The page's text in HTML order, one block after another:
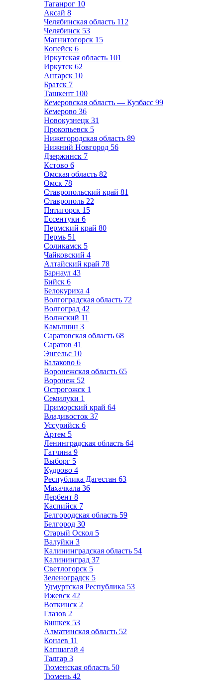
Таганрог 10
Аксай 8
Челябинская область 112
Челябинск 53
Магнитогорск 15
Копейск 6
Иркутская область 101
Иркутск 62
Ангарск 10
Братск 7
Ташкент 100
Кемеровская область — Кузбасс 99
Кемерово 36
Новокузнецк 31
Прокопьевск 5
Нижегородская область 89
Нижний Новгород 56
Дзержинск 7
Кстово 6
Омская область 82
Омск 78
Ставропольский край 81
Ставрополь 22
Пятигорск 15
Ессентуки 6
Пермский край 80
Пермь 51
Соликамск 5
Чайковский 4
Алтайский край 78
Барнаул 43
Бийск 6
Белокуриха 4
Волгоградская область 72
Волгоград 42
Волжский 11
Камышин 3
Саратовская область 68
Саратов 41
Энгельс 10
Балаково 6
Воронежская область 65
Воронеж 52
Острогожск 1
Семилуки 1
Приморский край 64
Владивосток 37
Уссурийск 6
Артем 5
Ленинградская область 64
Гатчина 9
Выборг 5
Кудрово 4
Республика Дагестан 63
Махачкала 36
Дербент 8
Каспийск 7
Белгородская область 59
Белгород 30
Старый Оскол 5
Валуйки 3
Калининградская область 54
Калининград 37
Светлогорск 5
Зеленоградск 5
Удмуртская Республика 53
Ижевск 42
Воткинск 2
Глазов 2
Бишкек 53
Алматинская область 52
Конаев 11
Капшагай 4
Талгар 3
Тюменская область 50
Тюмень 42